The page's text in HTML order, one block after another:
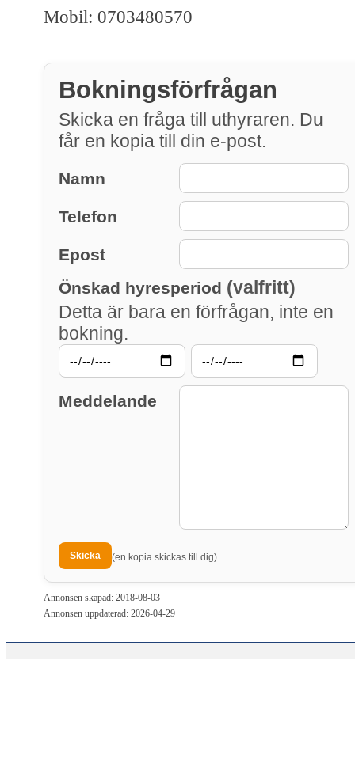
Mobil: 0703480570
Bokningsförfrågan
Skicka en fråga till uthyraren. Du
får en kopia till din e-post.
Namn
Telefon
Epost
Önskad hyresperiod (valfritt)
Detta är bara en förfrågan, inte en
bokning.
–
Meddelande
(en kopia skickas till dig)
Annonsen skapad: 2018-08-03
Annonsen uppdaterad: 2026-04-29